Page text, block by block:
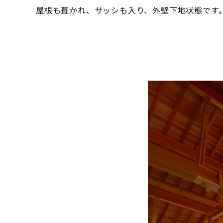
屋根も葺かれ、サッシも入り、外壁下地状態です